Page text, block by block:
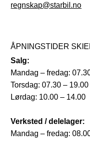
regnskap@starbil.no
ÅPNINGSTIDER
Salg:
Mandag – fredag:
Torsdag: 07.30 – 19.00
Lørdag: 10.00 – 14.00
Verksted / delelager:
Mandag – fredag: